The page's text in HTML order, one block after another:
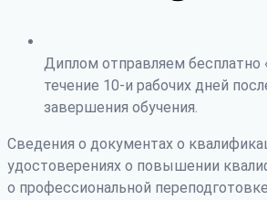
Диплом отправляем бесплатно
течение 10-и рабочих дней
завершения обучения.
Сведения о документах о
удостоверениях о повышении
о профессиональной